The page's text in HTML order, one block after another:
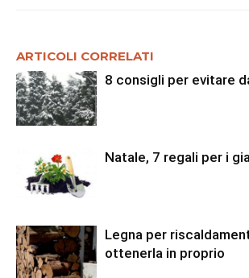
ARTICOLI CORRELATI
8 consigli per evitare
Natale, 7 regali per i
Legna per
ottenerla in proprio